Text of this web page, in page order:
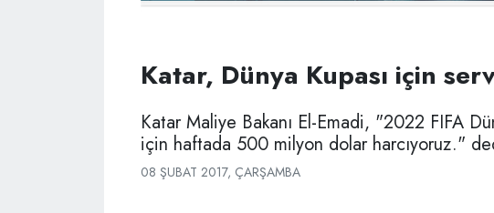
Katar, Dünya Kupası için
Katar Maliye Bakanı El-Emadi, "2022 FIFA
için haftada 500 milyon dolar harcıyoruz."
08 ŞUBAT 2017, ÇARŞAMBA